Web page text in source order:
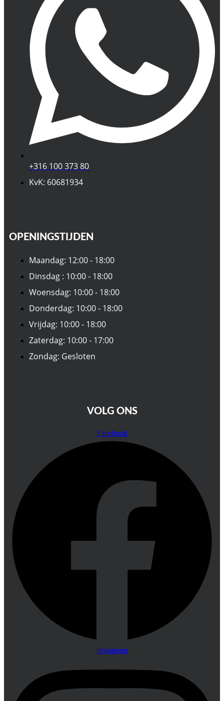
+316 100 373 80
KvK: 60681934
OPENINGSTIJDEN
Maandag: 12:00 - 18:00
Dinsdag : 10:00 - 18:00
Woensdag: 10:00 - 18:00
Donderdag: 10:00 - 18:00
Vrijdag: 10:00 - 18:00
Zaterdag: 10:00 - 17:00
Zondag: Gesloten
VOLG ONS
Facebook
Instagram